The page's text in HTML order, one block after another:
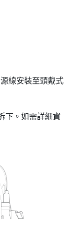
線安裝至頭戴式
下。如需詳細資